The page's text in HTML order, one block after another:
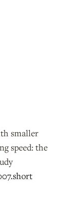
smaller
speed: the